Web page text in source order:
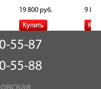
19 800 руб. 9
55-87
55-88